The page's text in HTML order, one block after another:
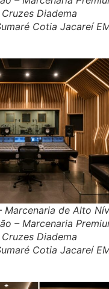
Diadema
Cotia Jacareí
Marcenaria de Alto
– Marcenaria
Diadema
Cotia Jacareí